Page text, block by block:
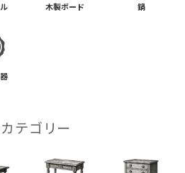
木製ボード 鍋
テゴリー